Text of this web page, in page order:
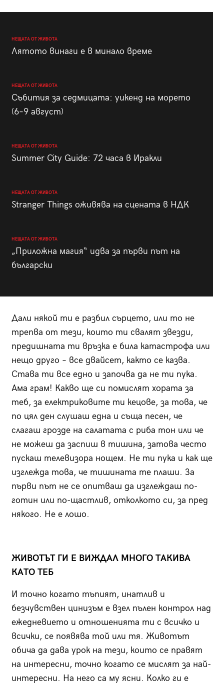
НЕЩАТА ОТ ЖИВОТА
Лятото винаги е в минало време
НЕЩАТА ОТ ЖИВОТА
Събития за седмицата: уикенд на морето
(6–9 август)
НЕЩАТА ОТ ЖИВОТА
Summer City Guide: 72 часа в Иракли
НЕЩАТА ОТ ЖИВОТА
Stranger Things оживява на сцената в НДК
НЕЩАТА ОТ ЖИВОТА
„Приложна магия“ идва за първи път на
български
Дали някой ти е разбил сърцето, или то не
трепва от тези, които ти свалят звезди,
предишната ти връзка е била катастрофа или
нещо друго – все двайсет, както се казва.
Става ти все едно и започва да не ти пука.
Ама грам! Какво ще си помислят хората за
теб, за електриковите ти кецове, за това, че
по цял ден слушаш една и съща песен, че
слагаш грозде на салатата с риба тон или че
не можеш да заспиш в тишина, затова често
пускаш телевизора нощем. Не ти пука и как ще
изглежда това, че тишината те плаши. За
първи път не се опитваш да изглеждаш по-
готин или по-щастлив, отколкото си, за пред
някого. Не е лошо.
ЖИВОТЪТ ГИ E ВИЖДАЛ МНОГО ТАКИВА
КАТО ТЕБ
И точно когато тъпият, инатлив и
безчувствен цинизъм е взел пълен контрол над
ежедневието и отношенията ти с всичко и
всички, се появява той или тя. Животът
обича да дава урок на тези, които се правят
на интересни, точно когато се мислят за най-
интересни. На него са му ясни. Колко ги е